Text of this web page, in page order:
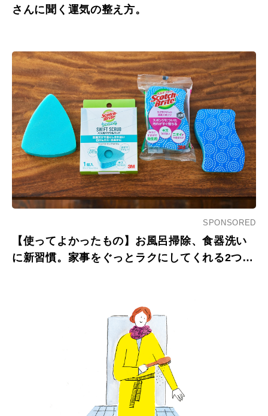
さんに聞く運気の整え方。
SPONSORED
【使ってよかったもの】お風呂掃除、食器洗い
に新習慣。家事をぐっとラクにしてくれる2つの